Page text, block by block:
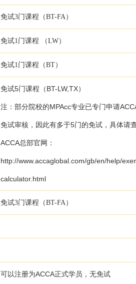
免试3门课程（BT-FA）
免试1门课程 （LW）
免试1门课程（BT）
免试5门课程（BT-LW,TX）
注：部分院校的MPAcc专业已专门申请
免试审核，因此有多于5门的免试，具体请
ACCA总部官网：
http://www.accaglobal.com/gb/en/help/
calculator.html
免试3门课程（BT-FA）
可以注册为ACCA正式学员，无免试